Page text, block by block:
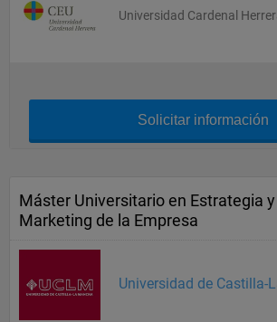
Universidad Cardenal
Solicitar información
Máster Universitario en Estrategia y
Marketing de la Empresa
Universidad de Castilla-